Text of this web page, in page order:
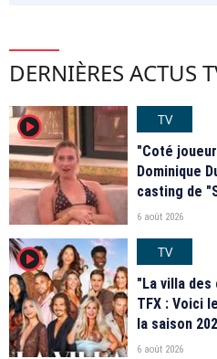
DERNIÈRES ACTUS
player2
TV
"Coté
Dominique
casting de
6 août 2026
player2
TV
"La villa
TFX : Voici
la saison
6 août 2026